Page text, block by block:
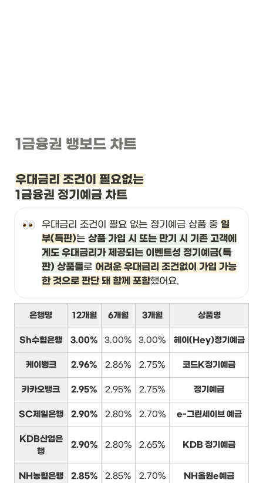
1금융권 뱅보드 차트
우대금리 조건이 필요없는
1금융권 정기예금 차트
우대금리 조건이 필요 없는 정기예금 상품 중 일
부(특판)는 상품 가입 시 또는 만기 시 기존 고객에
게도 우대금리가 제공되는 이벤트성 정기예금(특
판) 상품들로 어려운 우대금리 조건없이 가입 가능
한 것으로 판단 돼 함께 포함했어요.
은행명 12개월 6개월 3개월 상품명
Sh수협은행 3.00% 3.00% 3.00% 헤이(Hey)정기예금
케이뱅크 2.96% 2.86% 2.75% 코드K정기예금
카카오뱅크 2.95% 2.95% 2.75% 정기예금
SC제일은행 2.90% 2.80% 2.70% e-그린세이브 예금
KDB산업은
행
2.90% 2.80% 2.65% KDB 정기예금
NH농협은행 2.85% 2.85% 2.70% NH올원e예금